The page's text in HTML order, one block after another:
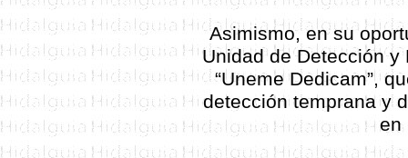
Asimismo, en su
Unidad de Detección y
“Uneme Dedicam”,
detección temprana y
en